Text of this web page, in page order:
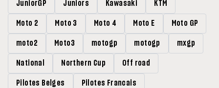
JuniorGP Juniors Kawasaki KTM
Moto 2 Moto 3 Moto 4 Moto E Moto GP
moto2 Moto3 motogp motogp mxgp
National Northern Cup Off road
Pilotes Belges Pilotes Francais